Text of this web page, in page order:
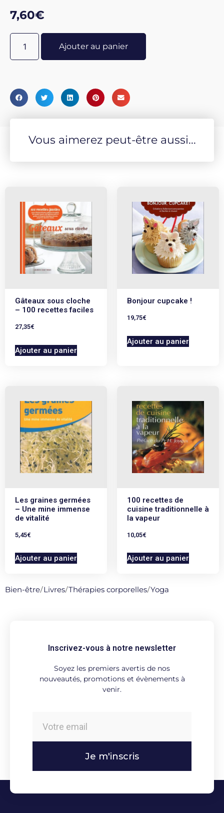
considéré comme science - Le Yoga au point de vue
pratique.
7,60€
Ajouter au panier
Vous aimerez peut-être aussi...
Gâteaux sous cloche
– 100 recettes faciles
27,35€
Ajouter au panier
Bonjour cupcake !
19,75€
Ajouter au panier
Les graines germées
– Une mine immense
de vitalité
5,45€
Ajouter au panier
100 recettes de
cuisine traditionnelle à
la vapeur
10,05€
Ajouter au panier
Bien-être/Livres/Thérapies corporelles/Yoga
Inscrivez-vous à notre newsletter
Soyez les premiers avertis de nos
nouveautés, promotions et évènements à
venir.
Je m'inscris